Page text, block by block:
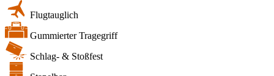
Flugtauglich
Gummierter Tragegriff
Schlag- & Stoßfest